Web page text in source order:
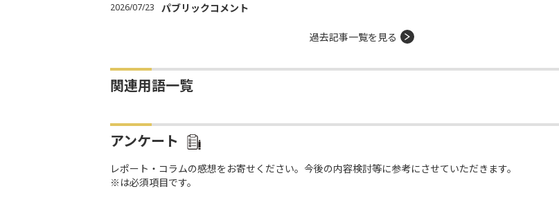
2026/07/23 パブリックコメント
過去記事一覧を見る
関連用語一覧
アンケート
レポート・コラムの感想をお寄せください。今後の内容検討等に参考にさせていただきます。
※は必須項目です。